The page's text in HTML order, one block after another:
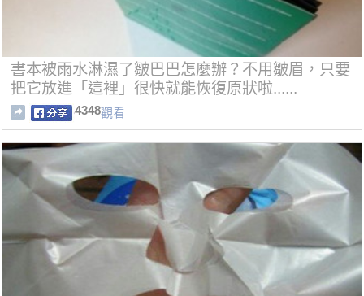
書本被雨水淋濕了皺巴巴怎麼辦？不用皺眉，只要
把它放進「這裡」很快就能恢復原狀啦......
4348觀看